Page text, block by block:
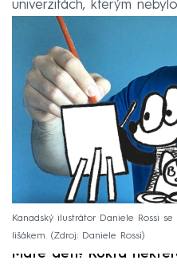
univerzitách, kterým
studium jen proto, že
Kanadský ilustrátor Daniele Rossi
lišákem.
Zdroj: Daniele Rossi
Máte děti? Koktá